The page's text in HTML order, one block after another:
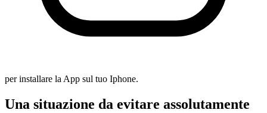
per installare la App sul tuo Iphone.
Una situazione da evitare assolutamente